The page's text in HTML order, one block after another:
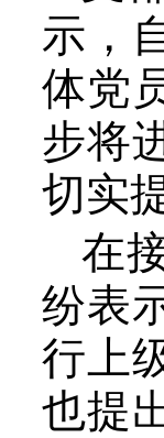
示，
体党
步将
切实
在
纷表
行上
也提